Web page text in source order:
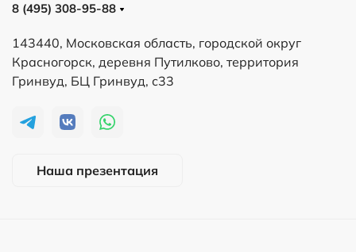
8 (495) 308-95-88
143440, Московская область, городской округ
Красногорск, деревня Путилково, территория
Гринвуд, БЦ Гринвуд, с33
Наша презентация